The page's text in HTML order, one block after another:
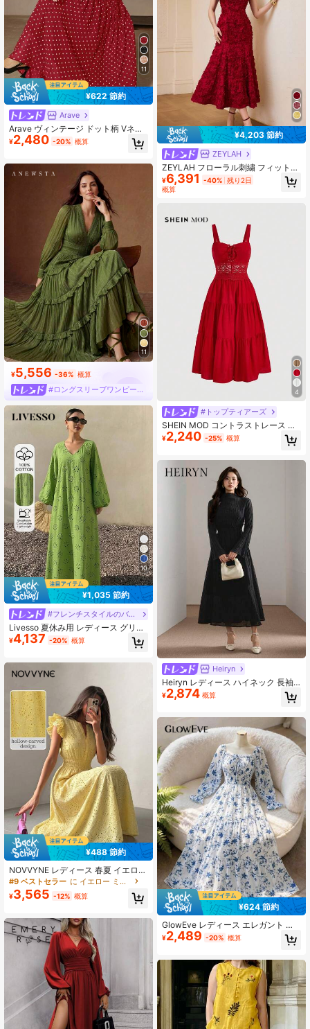
11
¥622 節約
Arave
Arave ヴィンテージ ドット柄 Vネッ
ク スリミング エレガントなタイフロ
ント 長袖シフォンドレス
¥2,480 -20% 概算
11
¥5,556 -36% 概算
#ロングスリーブワンピース
10
¥1,035 節約
#フレンチスタイルのバケーションドレス
Livesso 夏休み用 レディース グリー
ン オールコットン レース 透かし彫
り Vネック ルーズフィット ミドル丈
¥4,137 -20% 概算
¥488 節約
NOVVYNE レディース 春夏 イエロー
編み込み 透かし刺繍 ウエストシェイ
プ フリルスリーブ Vネック Aライン
エレガント ロマンチック ミディ丈ワ
#9 ベストセラー に イエロー ミドル丈ドレス
¥3,565 -12% 概算
¥4,203 節約
ZEYLAH
ZEYLAH フローラル刺繍 フィットア
ラインドレス Vネック 春夏
¥6,391 -40% 残り2日
概算
4
#トップティアーズ
SHEIN MOD コントラストレース フ
リル裾 キャミドレス
¥2,240 -25% 概算
Heiryn
Heiryn レディース ハイネック 長袖
ワンピース
¥2,874 概算
¥624 節約
GlowEve レディース エレガント フ
ァッショナブル 通勤 カジュアル 快
適 チャーミング ヴィンテージ ミニ
デー バケーション 優しいレディ 長
袖 スクエアネック ウエストシェイプ
ギャザー Aライン裾 シフォン 小花柄
ワンピース (ランダムプリント)
¥2,489 -20% 概算